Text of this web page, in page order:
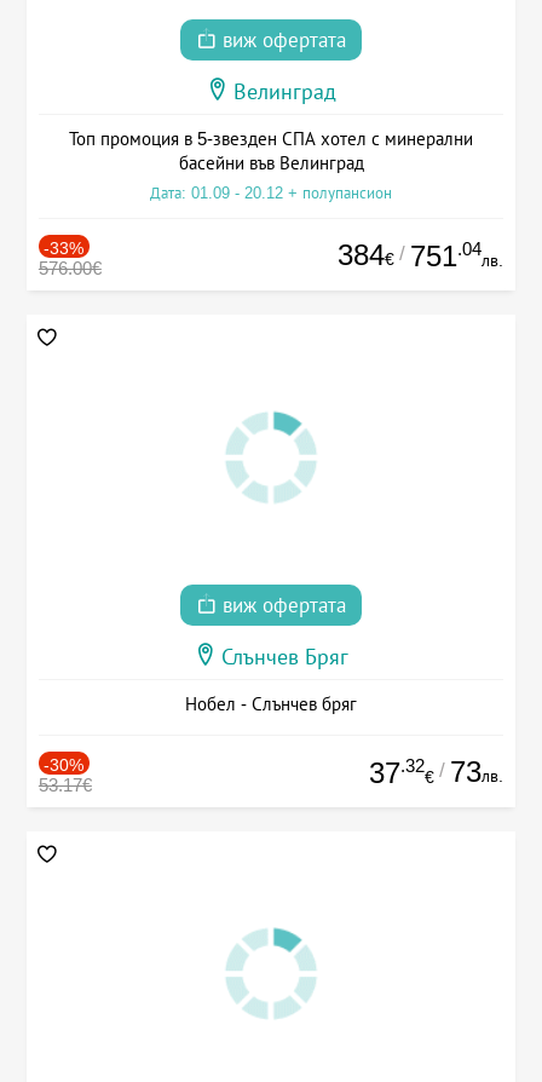
виж офертата
Велинград
Топ промоция в 5-звезден СПА хотел с минерални
басейни във Велинград
Дата: 01.09 - 20.12 + полупансион
-33%
576.00€ 384€ / 751.04
лв.
виж офертата
Слънчев Бряг
Нобел - Слънчев бряг
-30%
53.17€ 37.32
€ / 73лв.